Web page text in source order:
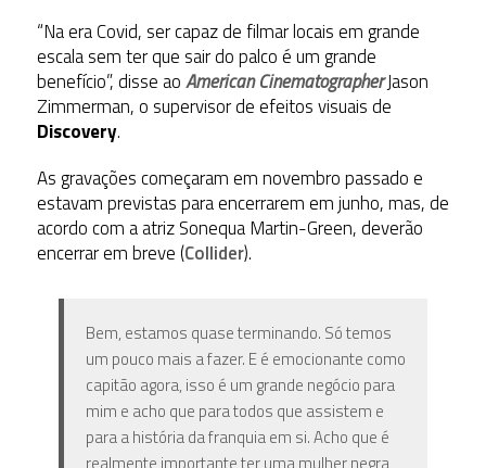
“Na era Covid, ser capaz de filmar locais em grande
escala sem ter que sair do palco é um grande
benefício”, disse aoAmerican CinematographerJason
Zimmerman, o supervisor de efeitos visuais de
Discovery.
As gravaçõescomeçaram em novembro passado e
estavam previstas para encerrarem em junho, mas, de
acordo com a atriz Sonequa Martin-Green, deverão
encerrar em breve (Collider).
Bem, estamos quase terminando. Só temos
um pouco mais a fazer. E é emocionante como
capitão agora, isso é um grande negócio para
mim e acho que para todos que assistem e
para a história da franquia em si. Acho que é